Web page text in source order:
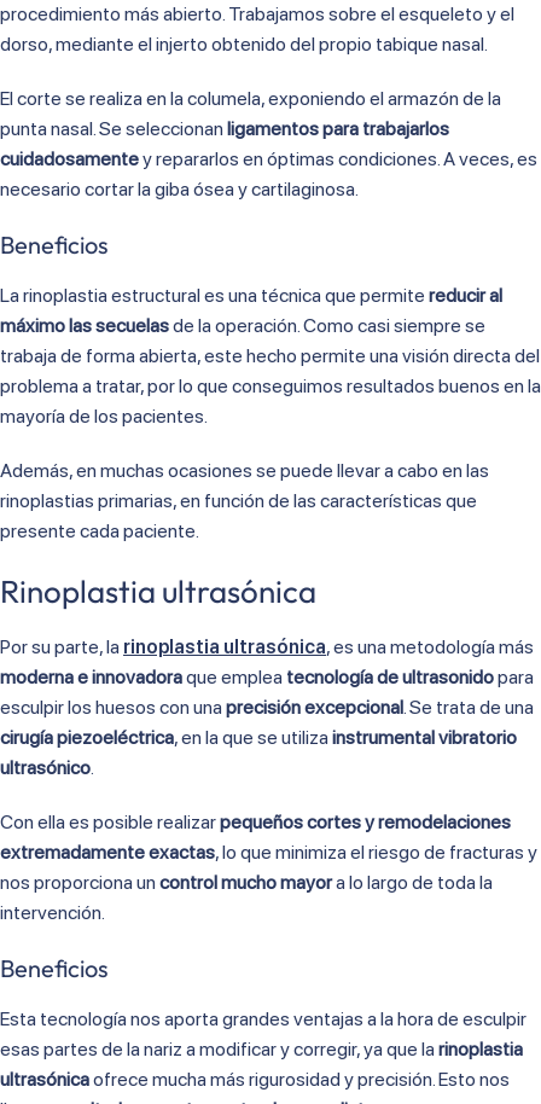
procedimiento más abierto. Trabajamos sobre el esqueleto y el
dorso, mediante el injerto obtenido del propio tabique nasal.
El corte se realiza en la columela, exponiendo el armazón de la
punta nasal. Se seleccionan ligamentos para trabajarlos
cuidadosamentey repararlos en óptimas condiciones. A veces, es
necesario cortar la giba ósea y cartilaginosa.
Beneficios
La rinoplastia estructural es una técnica que permite reducir al
máximo las secuelasde la operación. Como casi siempre se
trabaja de forma abierta, este hecho permite una visión directa del
problema a tratar, por lo que conseguimos resultados buenos en la
mayoría de los pacientes.
Además, en muchas ocasiones se puede llevar a cabo en las
rinoplastias primarias, en función de las características que
presente cada paciente.
Rinoplastia ultrasónica
Por su parte, la rinoplastia ultrasónica, es una metodología más
moderna e innovadoraque emplea tecnología de ultrasonidopara
esculpir los huesos con una precisión excepcional. Se trata de una
cirugía piezoeléctrica, en la que se utiliza instrumental vibratorio
ultrasónico.
Con ella es posible realizarpequeños cortes y remodelaciones
extremadamente exactas, lo que minimiza el riesgo de fracturas y
nos proporciona un control mucho mayora lo largo de toda la
intervención.
Beneficios
Esta tecnología nos aporta grandes ventajas a la hora de esculpir
esas partes de la nariz a modificar y corregir, ya que la rinoplastia
ultrasónicaofrece mucha más rigurosidad y precisión. Esto nos